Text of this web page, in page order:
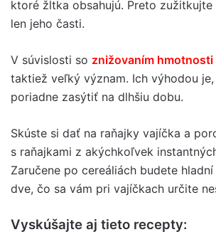
ktoré žĺtka obsahujú. Preto
len jeho časti.
V súvislosti so znižovaním hmotnosti
taktiež veľký význam. Ich výhodou
poriadne zasýtiť na dlhšiu dobu.
Skúste si dať na raňajky vajíčka a
s raňajkami z akýchkoľvek
Zaručene po cereáliách budete
dve, čo sa vám pri vajíčkach určite
Vyskúšajte aj tieto recepty: